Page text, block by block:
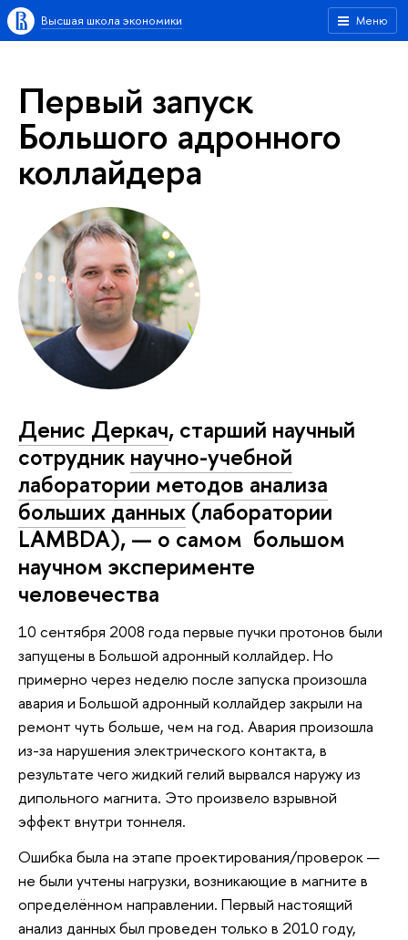
Меню
Высшая школа экономики
Первый запуск
Большого адронного
коллайдера
Денис Деркач, старший научный
сотрудник научно-учебной
лаборатории методов анализа
больших данных (лаборатории
LAMBDA), — о самом большом
научном эксперименте
человечества
10 сентября 2008 года первые пучки протонов были
запущены в Большой адронный коллайдер. Но
примерно через неделю после запуска произошла
авария и Большой адронный коллайдер закрыли на
ремонт чуть больше, чем на год. Авария произошла
из-за нарушения электрического контакта, в
результате чего жидкий гелий вырвался наружу из
дипольного магнита. Это произвело взрывной
эффект внутри тоннеля.
Ошибка была на этапе проектирования/проверок —
не были учтены нагрузки, возникающие в магните в
определённом направлении. Первый настоящий
анализ данных был проведен только в 2010 году,